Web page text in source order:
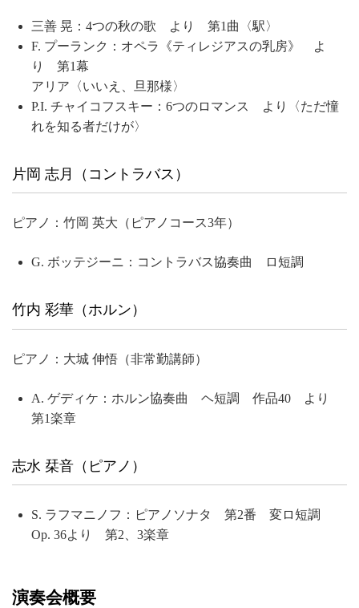
三善 晃：4つの秋の歌 より 第1曲〈駅〉
F. プーランク：オペラ《ティレジアスの乳房》 よ
り 第1幕
アリア〈いいえ、旦那様〉
P.I. チャイコフスキー：6つのロマンス より〈ただ憧
れを知る者だけが〉
片岡 志月（コントラバス）
ピアノ：竹岡 英大（ピアノコース3年）
G. ボッテジーニ：コントラバス協奏曲 ロ短調
竹内 彩華（ホルン）
ピアノ：大城 伸悟（非常勤講師）
A. ゲディケ：ホルン協奏曲 ヘ短調 作品40 より
第1楽章
志水 栞音（ピアノ）
S. ラフマニノフ：ピアノソナタ 第2番 変ロ短調
Op. 36より 第2、3楽章
演奏会概要